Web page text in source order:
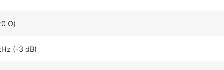
Ω)
(-3 dB)